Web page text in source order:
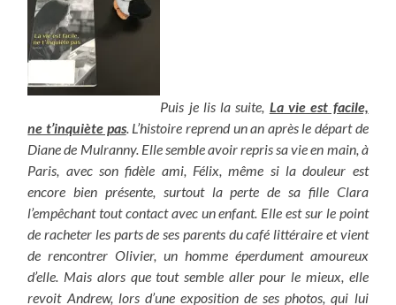
Puis je lis la suite, La vie est facile,
ne t’inquiète pas. L’histoire reprend un an après le départ de
Diane de Mulranny. Elle semble avoir repris sa vie en main, à
Paris, avec son fidèle ami, Félix, même si la douleur est
encore bien présente, surtout la perte de sa fille Clara
l’empêchant tout contact avec un enfant. Elle est sur le point
de racheter les parts de ses parents du café littéraire et vient
de rencontrer Olivier, un homme éperdument amoureux
d’elle. Mais alors que tout semble aller pour le mieux, elle
revoit Andrew, lors d’une exposition de ses photos, qui lui